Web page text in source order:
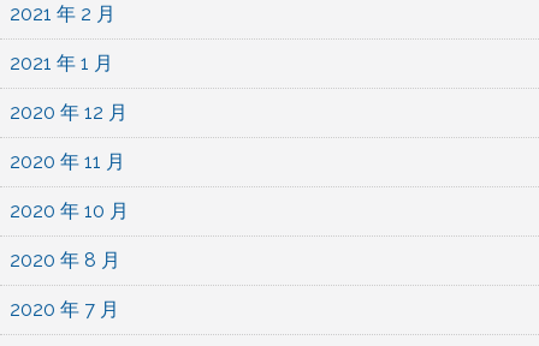
2021 年 2 月
2021 年 1 月
2020 年 12 月
2020 年 11 月
2020 年 10 月
2020 年 8 月
2020 年 7 月